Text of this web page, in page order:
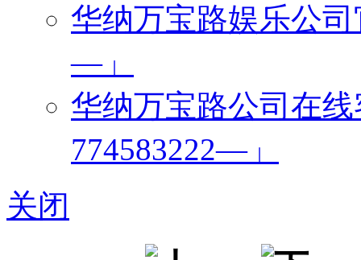
华纳万宝路娱乐公
—」
华纳万宝路公司在
774583222—」
关闭